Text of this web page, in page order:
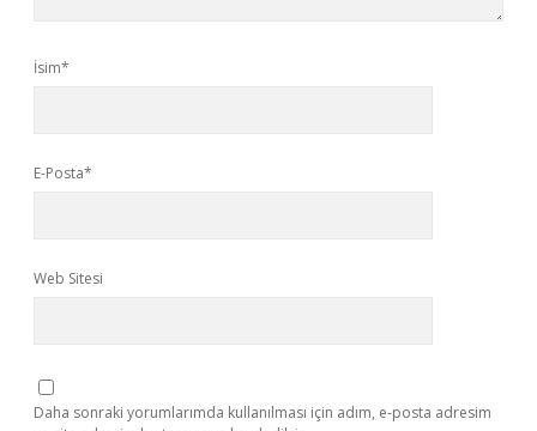
İsim*
E-Posta*
Web Sitesi
Daha sonraki yorumlarımda kullanılması için adım, e-posta adresim